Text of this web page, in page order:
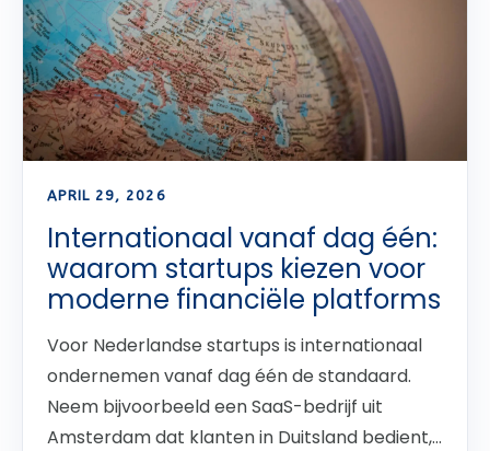
APRIL 29, 2026
Internationaal vanaf dag één:
waarom startups kiezen voor
moderne financiële platforms
Voor Nederlandse startups is internationaal
ondernemen vanaf dag één de standaard.
Neem bijvoorbeeld een SaaS-bedrijf uit
Amsterdam dat klanten in Duitsland bedient,...